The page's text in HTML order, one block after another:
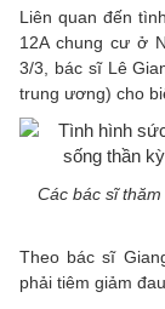
Liên quan đến
12A chung cư ở
3/3, bác sĩ Lê
trung ương) cho
Các bác sĩ
Theo bác sĩ
phải tiêm giảm